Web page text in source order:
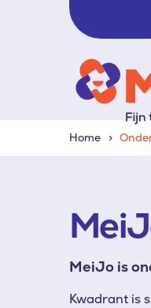
Home
MeiJo is
Kwadrant is